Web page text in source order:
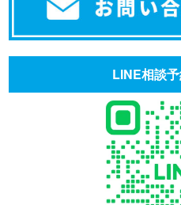
LINE相談